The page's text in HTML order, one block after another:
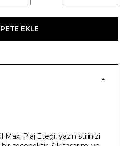
EKLE
Maxi Plaj Eteği, yazın stilinizi